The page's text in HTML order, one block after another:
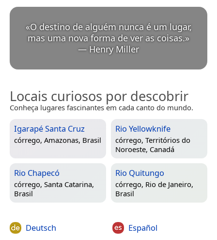
«O destino de alguém nunca é um lugar,
mas uma nova forma de ver as coisas.
— Henry Miller
Locais curiosos por descobrir
Conheça lugares fascinantes em cada canto do mundo.
Igarapé Santa Cruz
córrego, Amazonas, Brasil
Rio Yellowknife
córrego, Territórios do
Noroeste, Canadá
Rio Chapecó
córrego, Santa Catarina,
Brasil
Rio Quitungo
córrego, Rio de Janeiro,
Brasil
Deutsch Español